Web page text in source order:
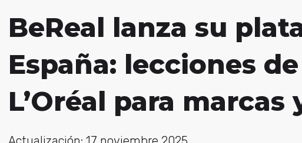
BeReal lanza su
España: lecciones
L’Oréal para